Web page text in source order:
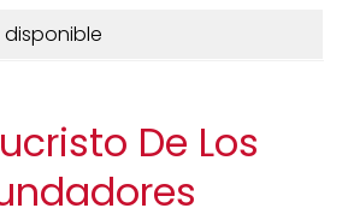
disponible
De Los